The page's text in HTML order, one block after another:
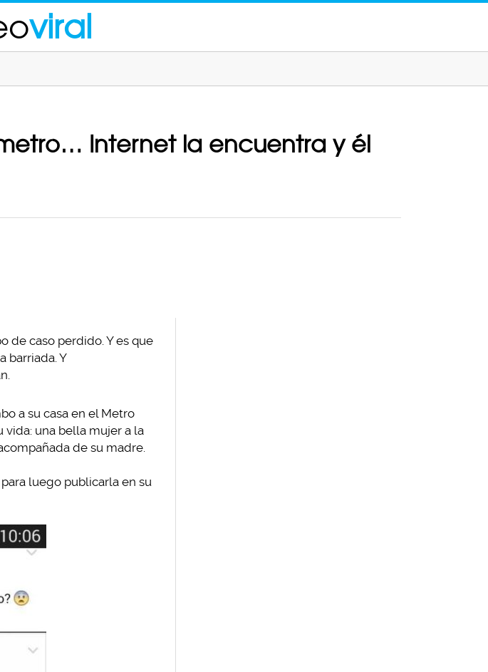
viral
Internet la encuentra y él
de caso perdido. Y es que
barriada. Y
a su casa en el Metro
vida: una bella mujer a la
de su madre.
luego publicarla en su